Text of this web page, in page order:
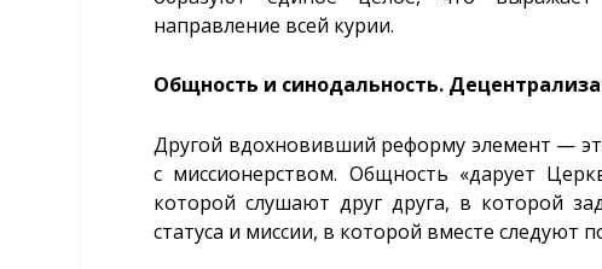
направление всей курии.
Общность и синодальность.
Другой вдохновивший реформу элемент —
с миссионерством. Общность «дарует
которой слушают друг друга, в которой
статуса и миссии, в которой вместе следуют